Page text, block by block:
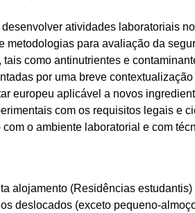
atividades laboratoriais
metodologias para avaliação da
como antinutrientes e
por uma breve
europeu aplicável a novos
com os requisitos legais e
o ambiente laboratorial e com
alojamento (Residências
deslocados (exceto pequeno-